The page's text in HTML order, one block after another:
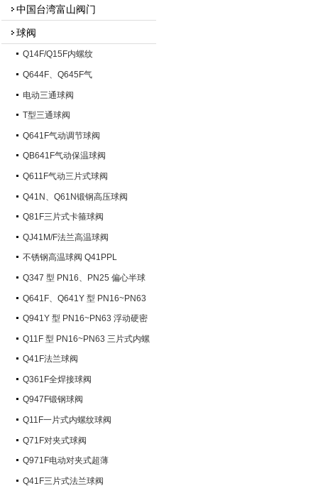
中国台湾富山阀门
球阀
Q14F/Q15F内螺纹
Q644F、Q645F气
电动三通球阀
T型三通球阀
Q641F气动调节球阀
QB641F气动保温球阀
Q611F气动三片式球阀
Q41N、Q61N锻钢高压球阀
Q81F三片式卡箍球阀
QJ41M/F法兰高温球阀
不锈钢高温球阀 Q41PPL
Q347 型 PN16、PN25 偏心半球
阀Q641F、Q641Y 型 PN16~PN63
气动球阀
Q941Y 型 PN16~PN63 浮动硬密
封电动球阀
Q11F 型 PN16~PN63 三片式内螺
纹球阀
Q41F法兰球阀
Q361F全焊接球阀
Q947F锻钢球阀
Q11F一片式内螺纹球阀
Q71F对夹式球阀
Q971F电动对夹式超薄
Q41F三片式法兰球阀